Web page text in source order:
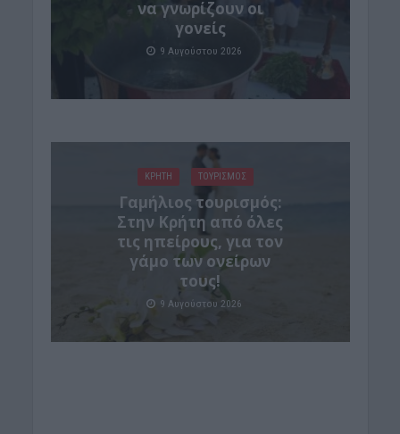
να γνωρίζουν οι
γονείς
9 Αυγούστου 2026
ΚΡΗΤΗ ΤΟΥΡΙΣΜΟΣ
Γαμήλιος τουρισμός:
Στην Κρήτη από όλες
τις ηπείρους, για τον
γάμο των ονείρων
τους!
9 Αυγούστου 2026